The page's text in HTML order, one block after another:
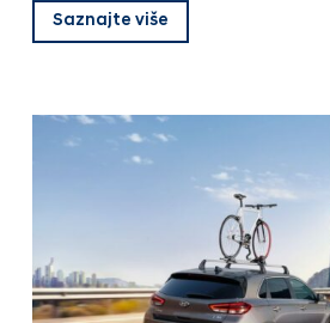
Saznajte više